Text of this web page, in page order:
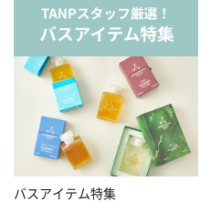
バスアイテム特集